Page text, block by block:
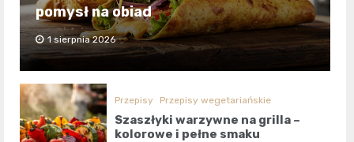
pomysł na obiad
1 sierpnia 2026
Przepisy Przepisy wegetariańskie
Szaszłyki warzywne na grilla –
kolorowe i pełne smaku